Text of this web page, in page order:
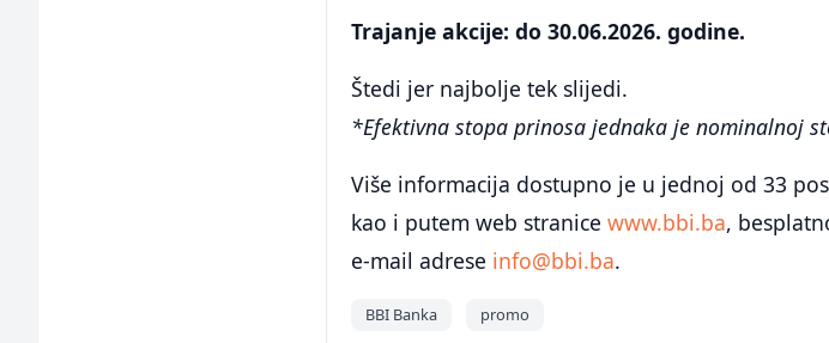
Trajanje akcije: do 30.06.2026. godine.
Štedi jer najbolje tek slijedi.
*Efektivna stopa prinosa jednaka je nominalnoj
Više informacija dostupno je u jednoj od 33
kao i putem web stranicewww.bbi.ba,
e-mail adrese info@bbi.ba.
BBI Banka promo